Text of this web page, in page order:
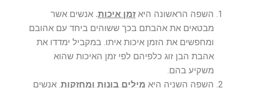
השפה הראשונה היאזמן איכות. אנשים אשר
מבטאים את אהבתם בכך ששוהים ביחד עם אהובם
ומחפשים את הזמן איכות איתו. במקביל ימדדו את
אהבת הבן זוג כלפיהם לפי זמן האיכות שהוא
משקיע בהם.
השפה השניה היא מילים בונות ומחזקות. אנשים